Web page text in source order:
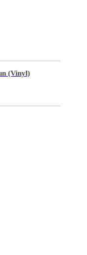
(Vinyl)